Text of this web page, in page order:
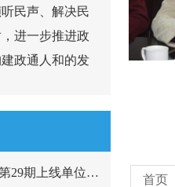
民声、解决民
进一步推进政
政通人和的发
《民声热线》第十八轮第29期上线单位：市公安局潮阳分局...
首页